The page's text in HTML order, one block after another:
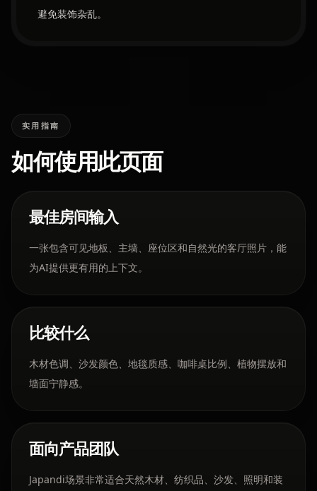
避免装饰杂乱。
实用指南
如何使用此页面
最佳房间输入
一张包含可见地板、主墙、座位区和自然光的客厅照片，能
为AI提供更有用的上下文。
比较什么
木材色调、沙发颜色、地毯质感、咖啡桌比例、植物摆放和
墙面宁静感。
面向产品团队
Japandi场景非常适合天然木材、纺织品、沙发、照明和装